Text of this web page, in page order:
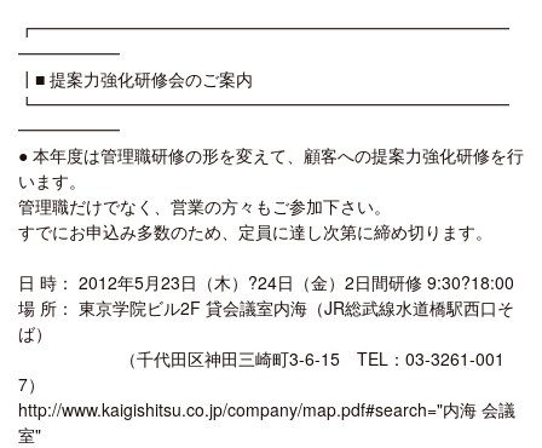
┏━━━━━━━━━━━━━━━━━━━━━━━━━━━━
━━━━━━
┃■ 提案力強化研修会のご案内
┗━━━━━━━━━━━━━━━━━━━━━━━━━━━━
━━━━━━
● 本年度は管理職研修の形を変えて、顧客への提案力強化研修を行
います。
管理職だけでなく、営業の方々もご参加下さい。
すでにお申込み多数のため、定員に達し次第に締め切ります。
日 時： 2012年5月23日（木）?24日（金）2日間研修 9:30?18:00
場 所： 東京学院ビル2F 貸会議室内海（JR総武線水道橋駅西口そ
ば）
（千代田区神田三崎町3-6-15 TEL：03-3261-001
7）
http://www.kaigishitsu.co.jp/company/map.pdf#search="内海 会議
室"